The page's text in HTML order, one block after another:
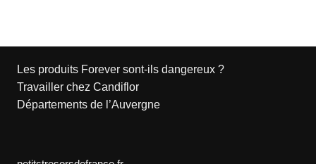
Les produits Forever sont-ils dangereux ?
Travailler chez Candiflor
Départements de l’Auvergne